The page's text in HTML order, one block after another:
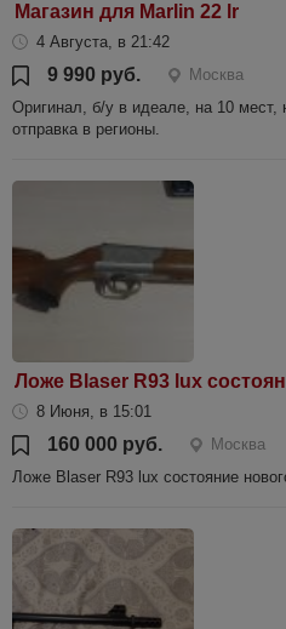
Магазин для Marlin 22 lr
4 Августа, в 21:42
9 990 руб.
Москва
Оригинал, б/у в идеале, на 10 мест,
отправка в регионы.
Ложе Blaser R93 lux
8 Июня, в 15:01
160 000 руб.
Москва
Ложе Blaser R93 lux состояние